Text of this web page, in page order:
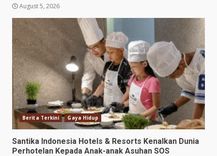
August 5, 2026
Berita Terkini Gaya Hidup
Santika Indonesia Hotels & Resorts Kenalkan Dunia
Perhotelan Kepada Anak-anak Asuhan SOS